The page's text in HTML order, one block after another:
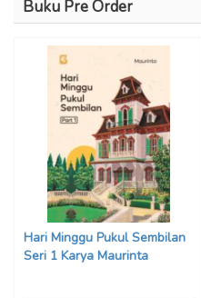
Buku Pre Order
Hari Minggu Pukul Sembilan
Seri 1 Karya Maurinta